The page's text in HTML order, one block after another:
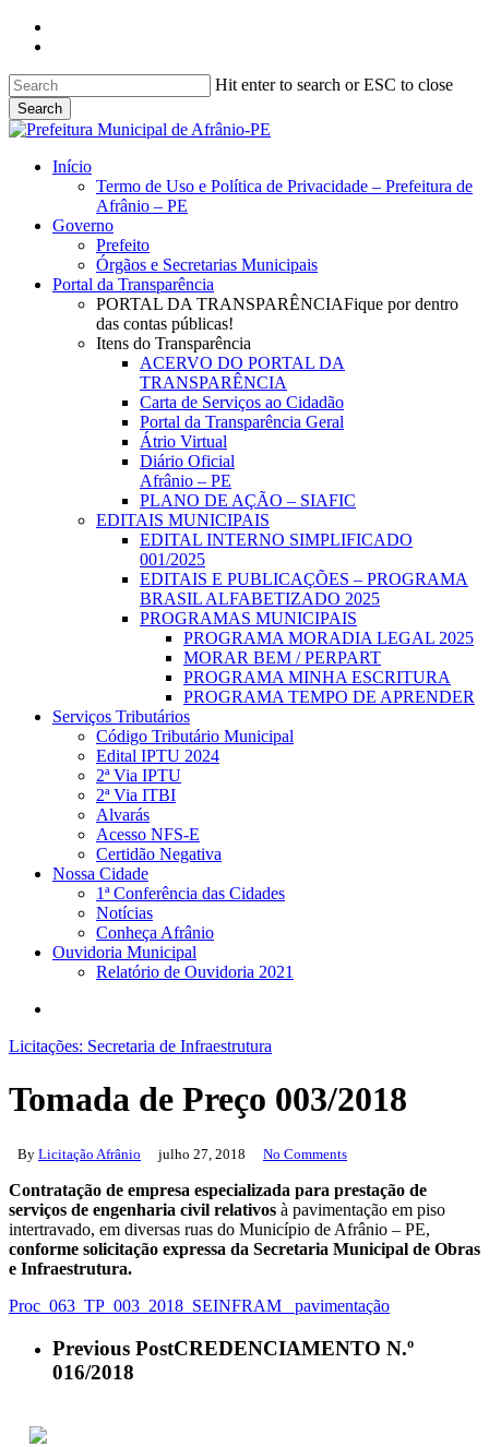
Skip
content
Hit enter to search or ESC to close
Search
Close
search
Menu
Início
Termo de Uso e Política de Privacidade – Prefeitura de
Afrânio – PE
Governo
Prefeito
Órgãos e Secretarias Municipais
Portal da Transparência
PORTAL DA TRANSPARÊNCIAFique por dentro
das contas públicas!
Itens do Transparência
ACERVO DO PORTAL DA
TRANSPARÊNCIA
Carta de Serviços ao Cidadão
Portal da Transparência Geral
Átrio Virtual
Diário Oficial
Afrânio – PE
PLANO DE AÇÃO – SIAFIC
EDITAIS MUNICIPAIS
EDITAL INTERNO SIMPLIFICADO
001/2025
EDITAIS E PUBLICAÇÕES – PROGRAMA
BRASIL ALFABETIZADO 2025
PROGRAMAS MUNICIPAIS
PROGRAMA MORADIA LEGAL 2025
MORAR BEM / PERPART
PROGRAMA MINHA ESCRITURA
PROGRAMA TEMPO DE APRENDER
Serviços Tributários
Código Tributário Municipal
Edital IPTU 2024
2ª Via IPTU
2ª Via ITBI
Alvarás
Acesso NFS-E
Certidão Negativa
Nossa Cidade
1ª Conferência das Cidades
Notícias
Conheça Afrânio
Ouvidoria Municipal
Relatório de Ouvidoria 2021
Licitações: Secretaria de Infraestrutura
Tomada de Preço 003/2018
By Licitação Afrânio julho 27, 2018 No Comments
Contratação de empresa especializada para prestação de
serviços de engenharia civil relativos à pavimentação em piso
intertravado, em diversas ruas do Município de Afrânio – PE,
conforme solicitação expressa da Secretaria Municipal de Obras
e Infraestrutura.
Proc_063_TP_003_2018_SEINFRAM_ pavimentação
Previous PostCREDENCIAMENTO N.º
016/2018